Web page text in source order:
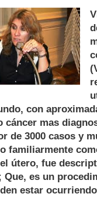
con
cáncer mas
de 3000 casos y
familiarmente
útero, fue
Que, es un
estar